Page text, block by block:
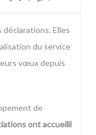
Elles
du service
vœux depuis
de
ont accueilli